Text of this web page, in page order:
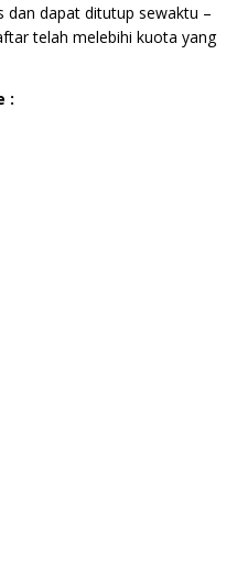
dapat ditutup sewaktu –
telah melebihi kuota yang
: